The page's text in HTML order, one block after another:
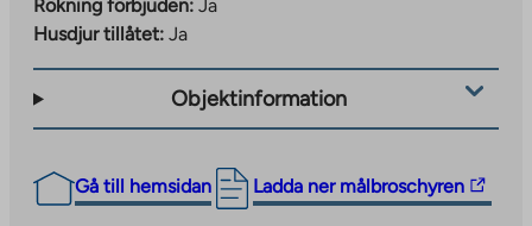
Rökning förbjuden: Ja
Husdjur tillåtet: Ja
Objektinformation
Gå till hemsidan Ladda ner målbroschyren
The
link